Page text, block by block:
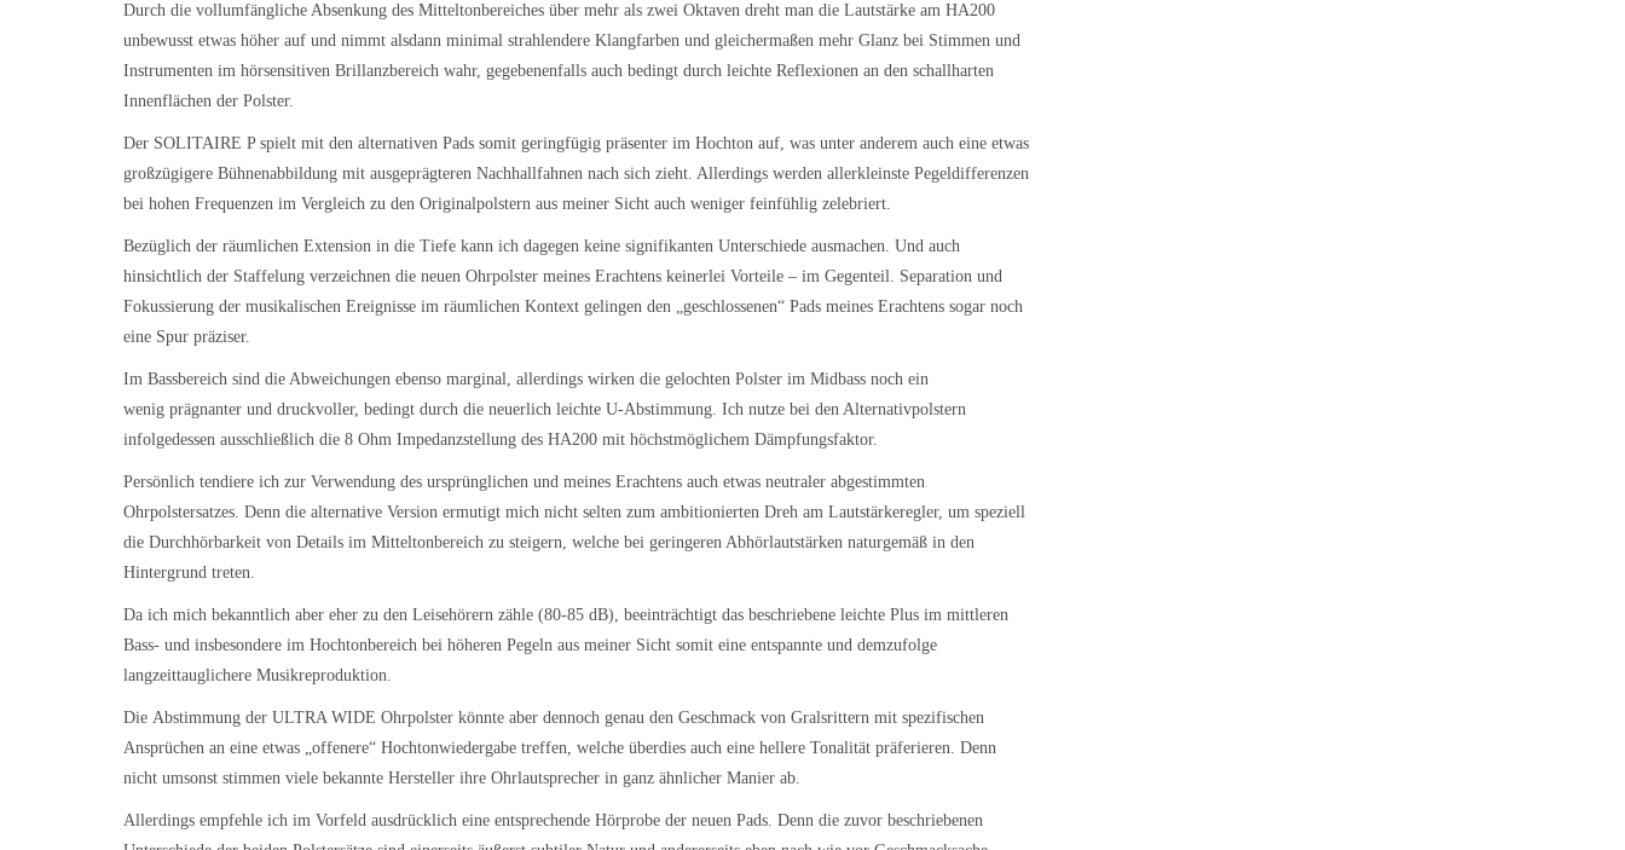
Durch die vollumfängliche Absenkung des Mitteltonbereiches über mehr als zwei Oktaven dreht man die Lautstärke am HA200
unbewusst etwas höher auf und nimmt alsdann minimal strahlendere Klangfarben und gleichermaßen mehr Glanz bei Stimmen und
Instrumenten im hörsensitiven Brillanzbereich wahr, gegebenenfalls auch bedingt durch leichte Reflexionen an den schallharten
Innenflächen der Polster.
Der SOLITAIRE P spielt mit den alternativen Pads somit geringfügig präsenter im Hochton auf, was unter anderem auch eine etwas
großzügigere Bühnenabbildung mit ausgeprägteren Nachhallfahnen nach sich zieht. Allerdings werden allerkleinste Pegeldifferenzen
bei hohen Frequenzen im Vergleich zu den Originalpolstern aus meiner Sicht auch weniger feinfühlig zelebriert.
Bezüglich der räumlichen Extension in die Tiefe kann ich dagegen keine signifikanten Unterschiede ausmachen. Und auch
hinsichtlich der Staffelung verzeichnen die neuen Ohrpolster meines Erachtens keinerlei Vorteile – im Gegenteil. Separation und
Fokussierung der musikalischen Ereignisse im räumlichen Kontext gelingen den „geschlossenen“ Pads meines Erachtens sogar noch
eine Spur präziser.
Im Bassbereich sind die Abweichungen ebenso marginal, allerdings wirken die gelochten Polster im Midbass noch ein
wenig prägnanter und druckvoller, bedingt durch die neuerlich leichte U-Abstimmung. Ich nutze bei den Alternativpolstern
infolgedessen ausschließlich die 8 Ohm Impedanzstellung des HA200 mit höchstmöglichem Dämpfungsfaktor.
Persönlich tendiere ich zur Verwendung des ursprünglichen und meines Erachtens auch etwas neutraler abgestimmten
Ohrpolstersatzes. Denn die alternative Version ermutigt mich nicht selten zum ambitionierten Dreh am Lautstärkeregler, um speziell
die Durchhörbarkeit von Details im Mitteltonbereich zu steigern, welche bei geringeren Abhörlautstärken naturgemäß in den
Hintergrund treten.
Da ich mich bekanntlich aber eher zu den Leisehörern zähle (80-85 dB), beeinträchtigt das beschriebene leichte Plus im mittleren
Bass- und insbesondere im Hochtonbereich bei höheren Pegeln aus meiner Sicht somit eine entspannte und demzufolge
langzeittauglichere Musikreproduktion.
Die Abstimmung der ULTRA WIDE Ohrpolster könnte aber dennoch genau den Geschmack von Gralsrittern mit spezifischen
Ansprüchen an eine etwas „offenere“ Hochtonwiedergabe treffen, welche überdies auch eine hellere Tonalität präferieren. Denn
nicht umsonst stimmen viele bekannte Hersteller ihre Ohrlautsprecher in ganz ähnlicher Manier ab.
Allerdings empfehle ich im Vorfeld ausdrücklich eine entsprechende Hörprobe der neuen Pads. Denn die zuvor beschriebenen